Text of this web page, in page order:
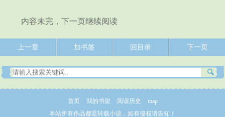
内容未完，下一页继续阅读
上一章 加书签 回目录 下一页
首页 我的书架 阅读历史
map
本站所有作品都是转载小说，如有侵权请告知！